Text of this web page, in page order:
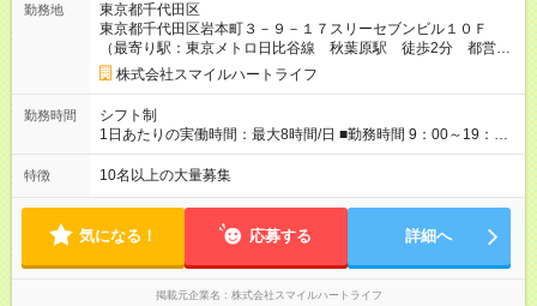
のチャンスあり♪ <昇給制度> ■月間契約8件：時給1,400円 ■月間
契約12件：時給1,500円 ■月間契約16件：時給1,600円 <インセ
ンティブ制度> 自分が資料送付したお客様から契約になると.....
■15件契約で26,000円 ■20件契約で40,000円 【試用期間】試用
期間なし
勤務地
東京都千代田区
東京都千代田区岩本町３－９－１７スリーセブンビル１０Ｆ
（最寄り駅：東京メトロ日比谷線 秋葉原駅 徒歩2分 都営新
宿線 岩本町駅 徒歩1分 山手線 神田駅 徒歩8分）
株式会社スマイルハートライフ
勤務時間
シフト制
1日あたりの実働時間：最大8時間/日 ■勤務時間 9：00～19：00
の間で自由に調整する自己申告制のシフト（月1回のシフト提
出） ＜例＞ 09：00～18：00 10：00～17：00 11：00～19：
持の為に90分ごとに5分の小休憩あり ※時間外労働なし
特徴 10名以上の大量募集
気になる！ 応募する 詳細へ
掲載元企業名 株式会社スマイルハートライフ